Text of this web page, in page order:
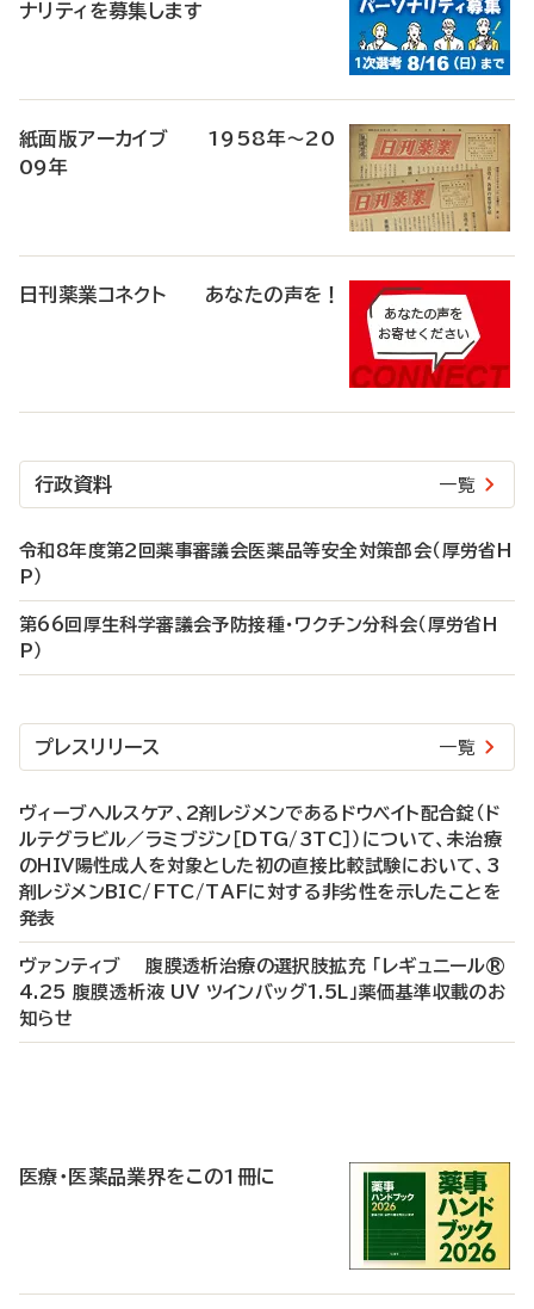
ナリティを募集します
紙面版アーカイブ 1958年～20
09年
日刊薬業コネクト あなたの声を！
行政資料 一覧
令和8年度第2回薬事審議会医薬品等安全対策部会（厚労省H
P）
第66回厚生科学審議会予防接種・ワクチン分科会（厚労省H
P）
プレスリリース 一覧
ヴィーブヘルスケア、2剤レジメンであるドウベイト配合錠（ド
ルテグラビル／ラミブジン［DTG/3TC］）について、未治療
のHIV陽性成人を対象とした初の直接比較試験において、3
剤レジメンBIC/FTC/TAFに対する非劣性を示したことを
発表
ヴァンティブ 腹膜透析治療の選択肢拡充 「レギュニール®
4.25 腹膜透析液 UV ツインバッグ1.5L」薬価基準収載のお
知らせ
医療・医薬品業界をこの1冊に